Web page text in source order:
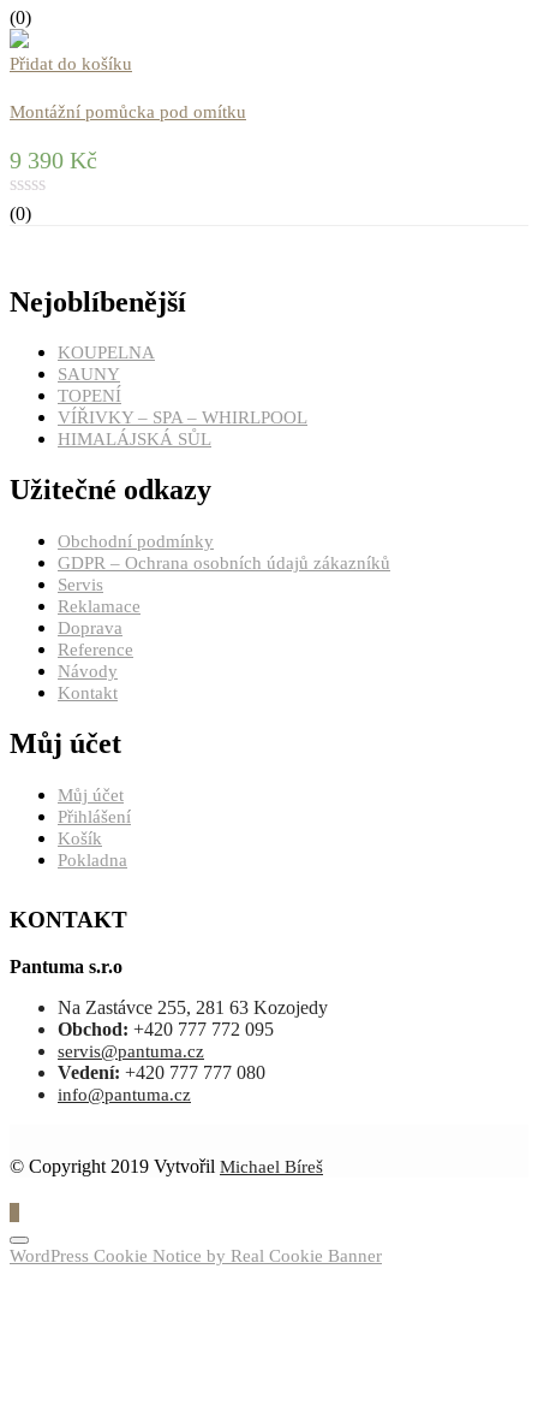
(0)
Přidat do košíku
Montážní pomůcka pod omítku
9 390 Kč
(0)
Nejoblíbenější
KOUPELNA
SAUNY
TOPENÍ
VÍŘIVKY – SPA – WHIRLPOOL
HIMALÁJSKÁ SŮL
Užitečné odkazy
Obchodní podmínky
GDPR – Ochrana osobních údajů zákazníků
Servis
Reklamace
Doprava
Reference
Návody
Kontakt
Můj účet
Můj účet
Přihlášení
Košík
Pokladna
KONTAKT
Pantuma s.r.o
Na Zastávce 255, 281 63 Kozojedy
Obchod: +420 777 772 095
servis@pantuma.cz
Vedení: +420 777 777 080
info@pantuma.cz
© Copyright 2019 Vytvořil Michael Bíreš
WordPress Cookie Notice by Real Cookie Banner